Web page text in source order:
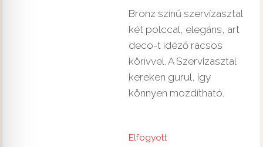
Bronz színű szervízasztal
két polccal, elegáns, art
deco-t idéző rácsos
körívvel. A Szervizasztal
kereken gurul, így
könnyen mozdítható.
Elfogyott